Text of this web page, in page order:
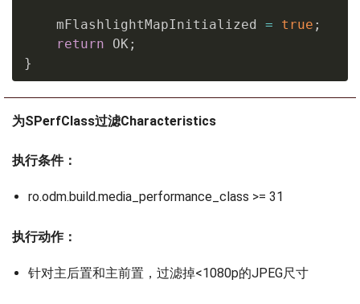
    mFlashlightMapInitialized
= true ;
return OK ;
}
为SPerfClass过滤Characteristics
执行条件：
ro.odm.build.media_performance_class >= 31
执行动作：
针对主后置和主前置，过滤掉<1080p的JPEG尺寸